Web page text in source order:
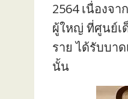
2564 เนื่องจ
ผู้ใหญ่ ที่ศูนย์เ
ราย ได้รับบา
นั้น